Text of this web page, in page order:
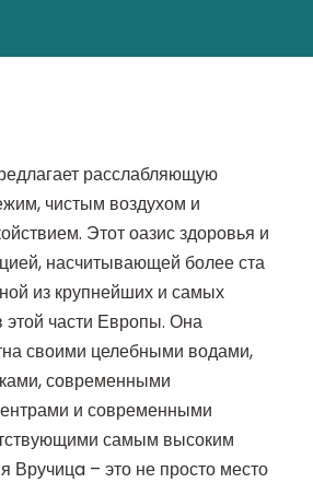
расслабляющую
чистым воздухом и
Этот оазис здоровья и
насчитывающей более ста
из крупнейших и самых
этой части Европы. Она
своими целебными водами,
современными
и современными
самым высоким
Вручицa – это не просто место